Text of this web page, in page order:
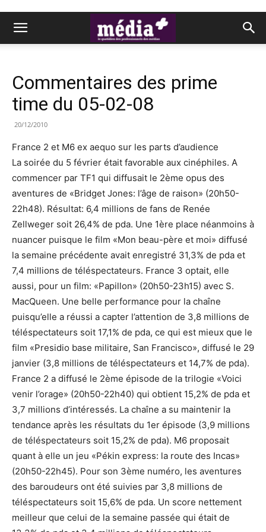
Commentaires des prime
time du 05-02-08
20/12/2010
France 2 et M6 ex aequo sur les parts d’audience
La soirée du 5 février était favorable aux cinéphiles. A
commencer par TF1 qui diffusait le 2ème opus des
aventures de «Bridget Jones: l’âge de raison» (20h50-
22h48). Résultat: 6,4 millions de fans de Renée
Zellweger soit 26,4% de pda. Une 1ère place néanmoins à
nuancer puisque le film «Mon beau-père et moi» diffusé
la semaine précédente avait enregistré 31,3% de pda et
7,4 millions de téléspectateurs. France 3 optait, elle
aussi, pour un film: «Papillon» (20h50-23h15) avec S.
MacQueen. Une belle performance pour la chaîne
puisqu’elle a réussi a capter l’attention de 3,8 millions de
téléspectateurs soit 17,1% de pda, ce qui est mieux que le
film «Presidio base militaire, San Francisco», diffusé le 29
janvier (3,8 millions de téléspectateurs et 14,7% de pda).
France 2 a diffusé le 2ème épisode de la trilogie «Voici
venir l’orage» (20h50-22h40) qui obtient 15,2% de pda et
3,7 millions d’intéressés. La chaîne a su maintenir la
tendance après les résultats du 1er épisode (3,9 millions
de téléspectateurs soit 15,2% de pda). M6 proposait
quant à elle un jeu «Pékin express: la route des Incas»
(20h50-22h45). Pour son 3ème numéro, les aventures
des baroudeurs ont été suivies par 3,8 millions de
téléspectateurs soit 15,6% de pda. Un score nettement
meilleur que celui de la semaine passée qui était de